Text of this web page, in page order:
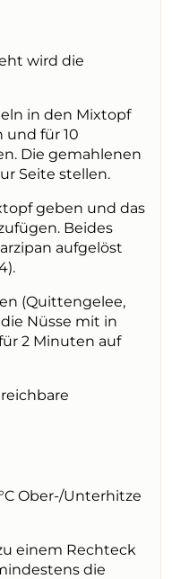
wird die
in den Mixtopf
und für 10
Die gemahlenen
Seite stellen.
geben und das
Beides
aufgelöst
(Quittengelee,
Nüsse mit in
2 Minuten auf
Ober-/Unterhitze
einem Rechteck
die